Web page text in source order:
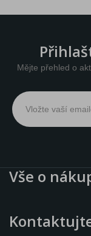
Mějte přehled o
Vše o